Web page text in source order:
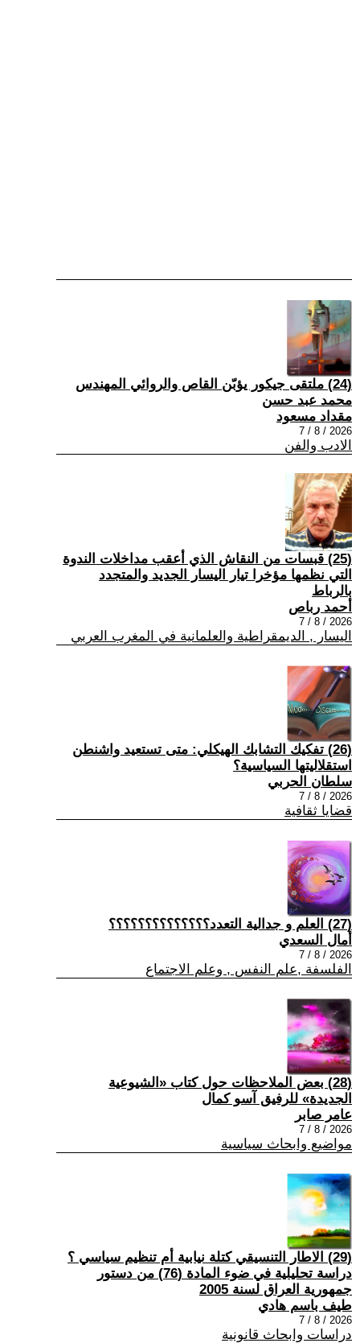
(24) ملتقى جيكور يؤبّن القاص والروائي المهندس
محمد عبد حسن
مقداد مسعود
2026 / 8 / 7
الادب والفن
(25) قبسات من النقاش الذي أعقب مداخلات الندوة
التي نظمها مؤخرا تيار اليسار الجديد والمتجدد
بالرباط
أحمد رباص
2026 / 8 / 7
اليسار , الديمقراطية والعلمانية في المغرب العربي
(26) تفكيك التشابك الهيكلي: متى تستعيد واشنطن
استقلاليتها السياسية؟
سلطان الحربي
2026 / 8 / 7
قضايا ثقافية
(27) العلم و جدالية التعدد؟؟؟؟؟؟؟؟؟؟؟؟؟؟
أمال السعدي
2026 / 8 / 7
الفلسفة ,علم النفس , وعلم الاجتماع
(28) بعض الملاحظات حول كتاب «الشيوعية
الجديدة» للرفيق آسو كمال
عامر صابر
2026 / 8 / 7
مواضيع وابحاث سياسية
(29) الاطار التنسيقي كتلة نيابية أم تنظيم سياسي ؟
دراسة تحليلية في ضوء المادة (76) من دستور
جمهورية العراق لسنة 2005
طيف باسم هادي
2026 / 8 / 7
دراسات وابحاث قانونية